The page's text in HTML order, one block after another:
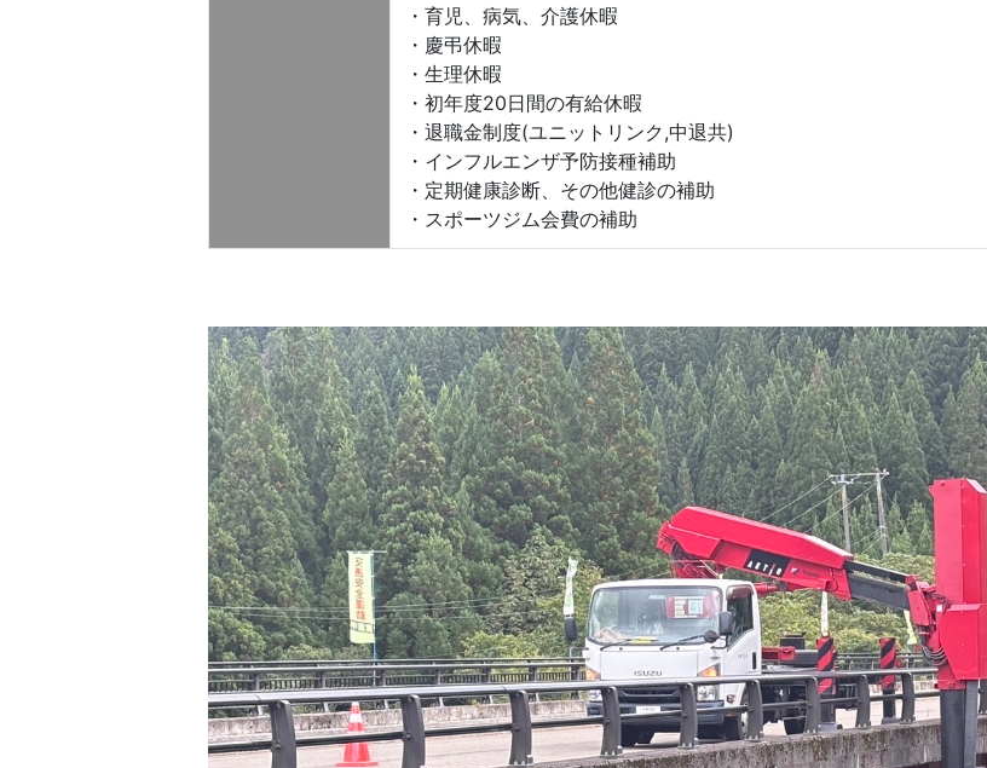
・育児、病気、介護休暇
・慶弔休暇
・生理休暇
・初年度20日間の有給休暇
・退職金制度(ユニットリンク,中退共)
・インフルエンザ予防接種補助
・定期健康診断、その他健診の補助
・スポーツジム会費の補助